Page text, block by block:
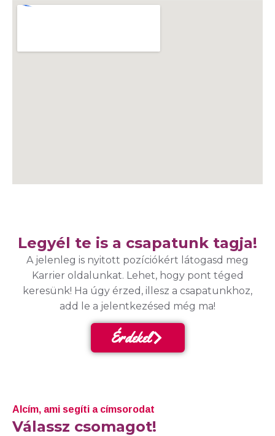
Legyél te is a csapatunk tagja!
A jelenleg is nyitott pozíciókért látogasd meg
Karrier oldalunkat. Lehet, hogy pont téged
keresünk! Ha úgy érzed, illesz a csapatunkhoz,
add le a jelentkezésed még ma!
Érdekel
Alcím, ami segíti a címsorodat
Válassz csomagot!